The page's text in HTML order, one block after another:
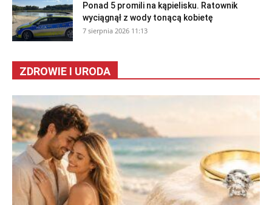
Ponad 5 promili na kąpielisku. Ratownik
wyciągnął z wody tonącą kobietę
7 sierpnia 2026 11:13
ZDROWIE I URODA